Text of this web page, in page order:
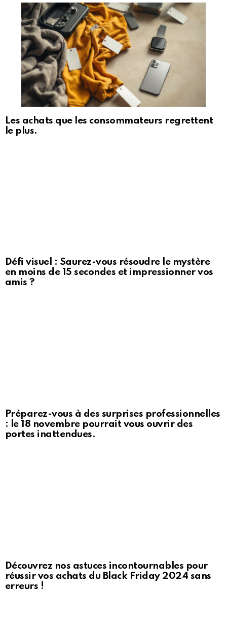
Les achats que les consommateurs regrettent
le plus.
Défi visuel : Saurez-vous résoudre le mystère
en moins de 15 secondes et impressionner vos
amis ?
Préparez-vous à des surprises professionnelles
: le 18 novembre pourrait vous ouvrir des
portes inattendues.
Découvrez nos astuces incontournables pour
réussir vos achats du Black Friday 2024 sans
erreurs !